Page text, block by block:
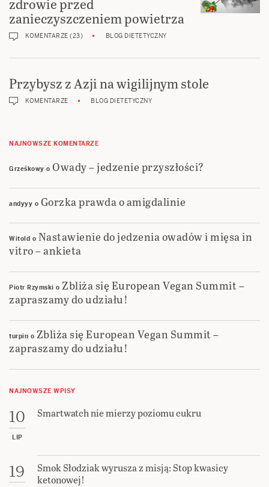
zdrowie przed
zanieczyszczeniem powietrza
KOMENTARZE (23) BLOG DIETETYCZNY
Przybysz z Azji na wigilijnym stole
KOMENTARZE BLOG DIETETYCZNY
NAJNOWSZE KOMENTARZE
Grześkowy o Owady – jedzenie przyszłości?
andyyy o Gorzka prawda o amigdalinie
Witold o Nastawienie do jedzenia owadów i mięsa in
vitro – ankieta
Piotr Rzymski o Zbliża się European Vegan Summit –
zapraszamy do udziału!
turpin o Zbliża się European Vegan Summit –
zapraszamy do udziału!
NAJNOWSZE WPISY
10
LIP
Smartwatch nie mierzy poziomu cukru
19
Smok Słodziak wyrusza z misją: Stop kwasicy
ketonowej!